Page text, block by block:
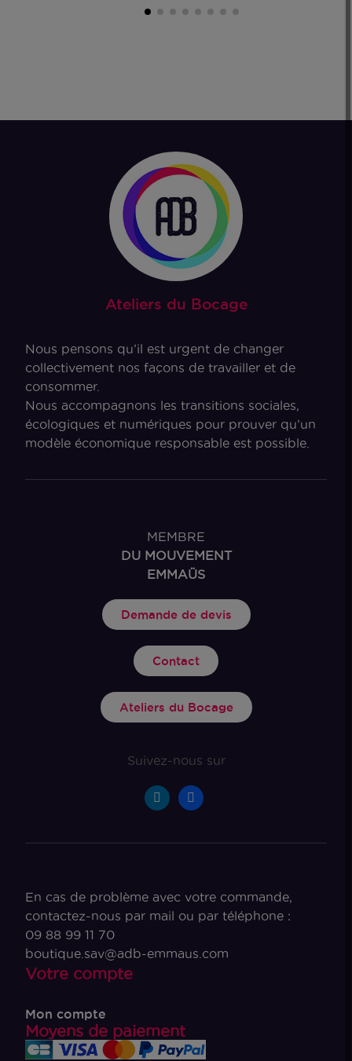
Ateliers du Bocage
Nous pensons qu’il est urgent de changer
collectivement nos façons de travailler et de
consommer.
Nous accompagnons les transitions sociales,
écologiques et numériques pour prouver qu’un
modèle économique responsable est possible.
MEMBRE
DU MOUVEMENT
EMMAÜS
Demande de devis
Contact
Ateliers du Bocage
Suivez-nous sur
En cas de problème avec votre commande,
contactez-nous par mail ou par téléphone :
09 88 99 11 70
boutique.sav@adb-emmaus.com
Votre compte
Mon compte
Moyens de paiement